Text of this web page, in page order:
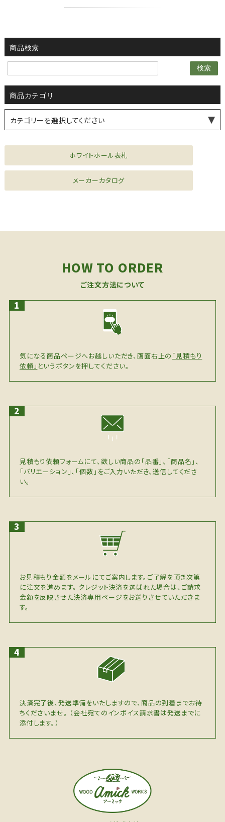
商品検索
検索
商品カテゴリ
カテゴリーを選択してください
ホワイトホール表札
メーカーカタログ
HOW TO ORDER
ご注文方法について
気になる商品ページへお越しいただき、画面右上の 「見積もり
依頼」 というボタンを押してください。
見積もり依頼フォームにて、欲しい商品の「品番」、「商品名」、
「バリエーション」、「個数」をご入力いただき、送信してくださ
い。
お見積もり金額をメールにてご案内します。ご了解を頂き次第
に注文を進めます。 クレジット決済を選ばれた場合は、ご請求
金額を反映させた決済専用ページをお送りさせていただきま
す。
決済完了後、発送準備をいたしますので、商品の到着までお待
ちくださいませ。 （会社宛てのインボイス請求書は発送までに
添付します。）